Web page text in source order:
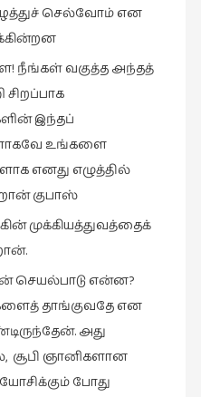
செல்வோம் என
நீங்கள் வகுத்த அந்தத்
சிறப்பாக
இந்தப்
உங்களை
எனது எழுத்தில்
குபாஸ்
முக்கியத்துவத்தைக்
செயல்பாடு என்ன?
தாங்குவதே என
அது
ஞானிகளான
போது